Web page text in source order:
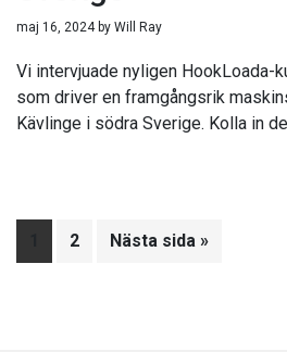
maj 16, 2024by Will Ray
Vi intervjuade nyligen HookLoada-
som driver en framgångsrik
Kävlinge i södra Sverige. Kolla in
Sida
2
Go
Nästa sida »